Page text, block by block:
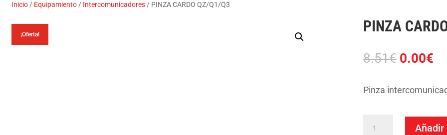
Inicio / Equipamiento / Intercomunicadores / PINZA CARDO QZ/Q1/Q3
¡Oferta! PINZA
8.51€ El
original
8.51€.
0.00€
Pinza